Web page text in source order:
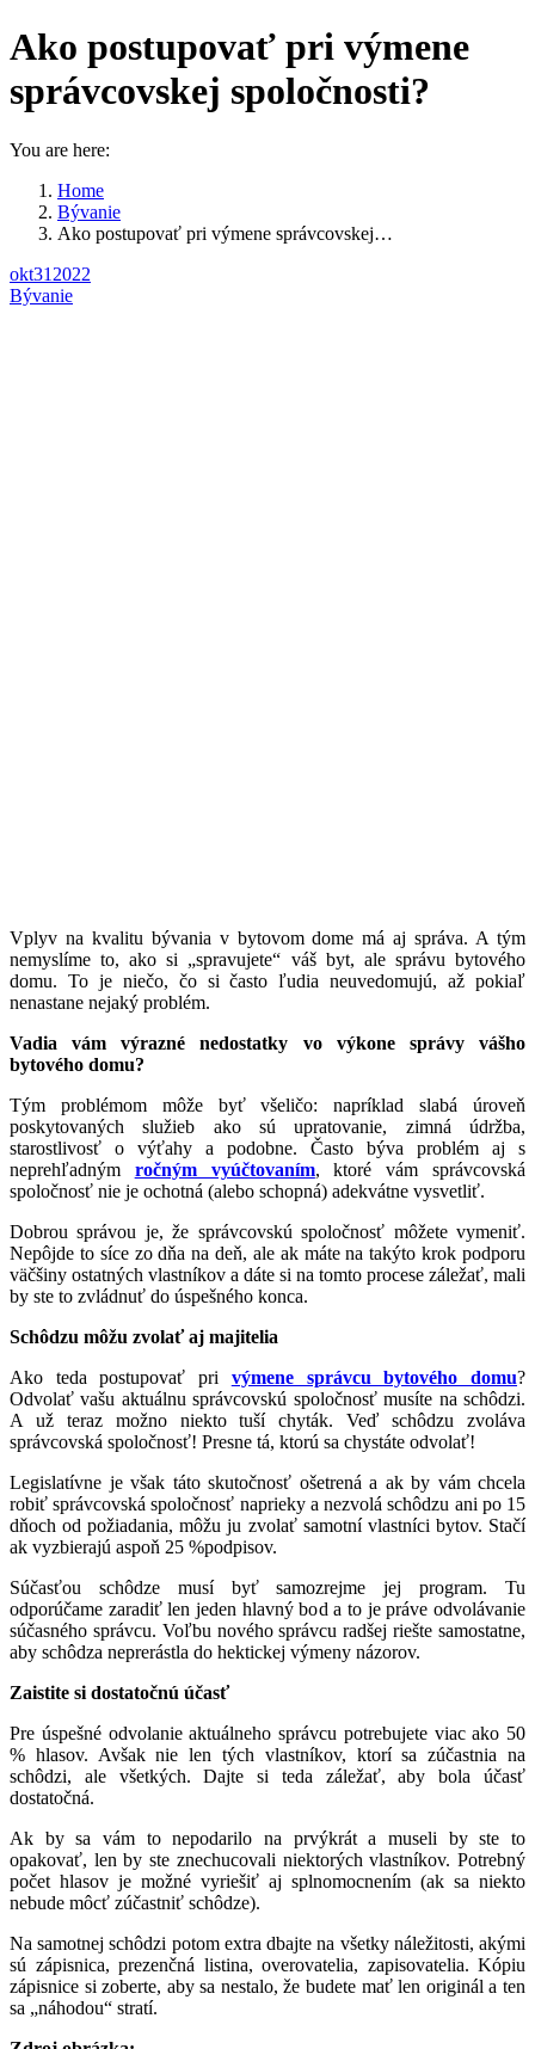
Ako postupovať pri výmene
správcovskej spoločnosti?
You are here:
Home
Bývanie
Ako postupovať pri výmene správcovskej…
okt31 2022
Bývanie
Vplyv na kvalitu bývania v bytovom dome má aj správa. A tým
nemyslíme to, ako si „spravujete“ váš byt, ale správu bytového
domu. To je niečo, čo si často ľudia neuvedomujú, až pokiaľ
nenastane nejaký problém.
Vadia vám výrazné nedostatky vo výkone správy vášho
bytového domu?
Tým problémom môže byť všeličo: napríklad slabá úroveň
poskytovaných služieb ako sú upratovanie, zimná údržba,
starostlivosť o výťahy a podobne. Často býva problém aj s
neprehľadným ročným vyúčtovaním, ktoré vám správcovská
spoločnosť nie je ochotná (alebo schopná) adekvátne vysvetliť.
Dobrou správou je, že správcovskú spoločnosť môžete vymeniť.
Nepôjde to síce zo dňa na deň, ale ak máte na takýto krok podporu
väčšiny ostatných vlastníkov a dáte si na tomto procese záležať, mali
by ste to zvládnuť do úspešného konca.
Schôdzu môžu zvolať aj majitelia
Ako teda postupovať pri výmene správcu bytového domu?
Odvolať vašu aktuálnu správcovskú spoločnosť musíte na schôdzi.
A už teraz možno niekto tuší chyták. Veď schôdzu zvoláva
správcovská spoločnosť! Presne tá, ktorú sa chystáte odvolať!
Legislatívne je však táto skutočnosť ošetrená a ak by vám chcela
robiť správcovská spoločnosť naprieky a nezvolá schôdzu ani po 15
dňoch od požiadania, môžu ju zvolať samotní vlastníci bytov. Stačí
ak vyzbierajú aspoň 25 %podpisov.
Súčasťou schôdze musí byť samozrejme jej program. Tu
odporúčame zaradiť len jeden hlavný bod a to je práve odvolávanie
súčasného správcu. Voľbu nového správcu radšej riešte samostatne,
aby schôdza neprerástla do hektickej výmeny názorov.
Zaistite si dostatočnú účasť
Pre úspešné odvolanie aktuálneho správcu potrebujete viac ako 50
% hlasov. Avšak nie len tých vlastníkov, ktorí sa zúčastnia na
schôdzi, ale všetkých. Dajte si teda záležať, aby bola účasť
dostatočná.
Ak by sa vám to nepodarilo na prvýkrát a museli by ste to
opakovať, len by ste znechucovali niektorých vlastníkov. Potrebný
počet hlasov je možné vyriešiť aj splnomocnením (ak sa niekto
nebude môcť zúčastniť schôdze).
Na samotnej schôdzi potom extra dbajte na všetky náležitosti, akými
sú zápisnica, prezenčná listina, overovatelia, zapisovatelia. Kópiu
zápisnice si zoberte, aby sa nestalo, že budete mať len originál a ten
sa „náhodou“ stratí.